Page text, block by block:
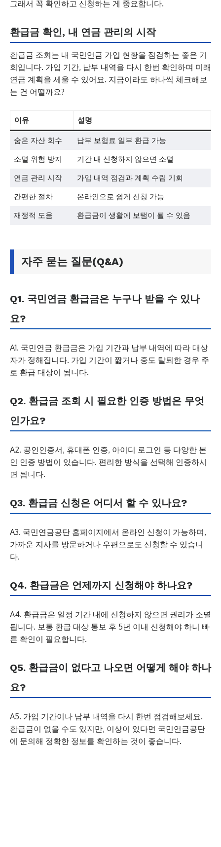
그래서 꼭 확인하고 신청하는 게 중요합니다.
환급금 확인, 내 연금 관리의 시작
환급금 조회는 내 국민연금 가입 현황을 점검하는 좋은 기
회입니다. 가입 기간, 납부 내역을 다시 한번 확인하며 미래
연금 계획을 세울 수 있어요. 지금이라도 하나씩 체크해보
는 건 어떨까요?
이유 설명
숨은 자산 회수 납부 보험료 일부 환급 가능
소멸 위험 방지 기간 내 신청하지 않으면 소멸
연금 관리 시작 가입 내역 점검과 계획 수립 기회
간편한 절차 온라인으로 쉽게 신청 가능
재정적 도움 환급금이 생활에 보탬이 될 수 있음
자주 묻는 질문(Q&A)
Q1. 국민연금 환급금은 누구나 받을 수 있나
요?
A1. 국민연금 환급금은 가입 기간과 납부 내역에 따라 대상
자가 정해집니다. 가입 기간이 짧거나 중도 탈퇴한 경우 주
로 환급 대상이 됩니다.
Q2. 환급금 조회 시 필요한 인증 방법은 무엇
인가요?
A2. 공인인증서, 휴대폰 인증, 아이디 로그인 등 다양한 본
인 인증 방법이 있습니다. 편리한 방식을 선택해 인증하시
면 됩니다.
Q3. 환급금 신청은 어디서 할 수 있나요?
A3. 국민연금공단 홈페이지에서 온라인 신청이 가능하며,
가까운 지사를 방문하거나 우편으로도 신청할 수 있습니
다.
Q4. 환급금은 언제까지 신청해야 하나요?
A4. 환급금은 일정 기간 내에 신청하지 않으면 권리가 소멸
됩니다. 보통 환급 대상 통보 후 5년 이내 신청해야 하니 빠
른 확인이 필요합니다.
Q5. 환급금이 없다고 나오면 어떻게 해야 하나
요?
A5. 가입 기간이나 납부 내역을 다시 한번 점검해보세요.
환급금이 없을 수도 있지만, 이상이 있다면 국민연금공단
에 문의해 정확한 정보를 확인하는 것이 좋습니다.